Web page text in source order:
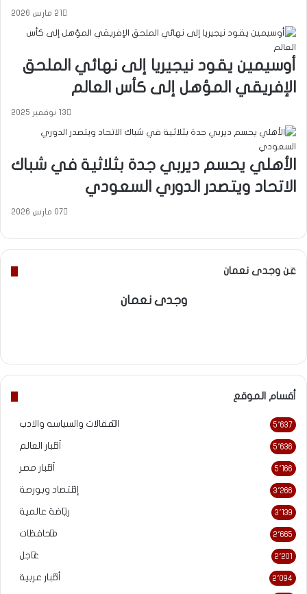
21 مارس 2026
أوسيمين يقود نيجيريا إلى نهائي الملحق
الإفريقي المؤهل إلى كأس العالم
13 نوفمبر 2025
الأهلي يحسم ديربي جدة بثلاثية في شباك
الاتحاد ويتصدر الدوري السعودي
07 مارس 2026
عن وجدى نعمان
وجدى نعمان
أقسام الموقع
المقالات والسياسه والادب 5٬637
أخبار العالم 5٬636
أخبار مصر 5٬166
إقتصاد وبورصة 3٬266
رياضة عالمية 3٬139
محافظات 2٬665
عاجل 2٬201
أخبار عربية 2٬094